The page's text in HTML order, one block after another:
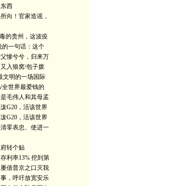
西
向！官家造谣，
的贵州，这波疫
的一句话：这个
慘兮兮，归来万
入狼窝/包子拨
文明的一场国际
全世界最爱钱的
毛伟人和其母孟
G20，活该世界
G20，活该世界
零表忠、使进一
转个贴
利率13% 挖到第
借普京之口灭我
，呼吁放宽安乐